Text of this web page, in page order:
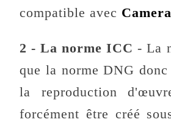
compatible avec
2 - La norme ICC - La
que la norme DNG
la reproduction
forcément être créé